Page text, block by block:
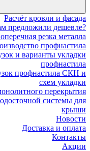
Расчёт кровли и фасада
предложили дешевле?
резка металла
профнастила
и варианты укладки
профнастила
профнастила СКН и
схем укладки
перекрытия
системы для
крыши
Новости
Доставка и оплата
Контакты
Акции